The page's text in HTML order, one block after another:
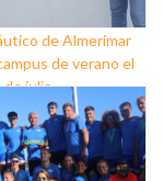
de Almerimar
de verano el
de julio